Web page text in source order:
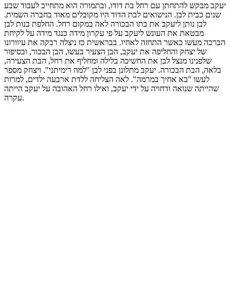
יעקב מבקש להתחתן עם רחל בת דודו, ובתמורה הוא מתחייב לעבוד שבע
שנים כבית לבן. הנישואים לבת הדוד היו מקובלים מאוד בחברה השמית.
לבן נותן ליעקב את בתו הבכורה לאה במקום רחל. החלפת בנות לבן
מבטאת את העונש ליעקב על פי עקרון מידה כנגד מידה על לקיחת
הברכה מעשו כאשר התחזה לאחיו. בבראשית כז ניצלה רבקה את עיוורונו
של יצחק והחליפה את יעקב, הבן הצעיר בעשו, הבן הבכור, ובסיפור
שלפנינו מנצל לבן את החשיכה בלילה ומחליף את רחל, הבת הצעירה,
בלאה, הבת הבכורה. יעקב מתלונן בפני לבן "למה רימיתני". ויצחק מספר
לעשו "בא אחיך במרמה". לאה הצליחה ללדת ארבעה ילדים, למרות
שהייתה שנואה ודחויה על ידי יעקב, ואילו רחל האהובה על יעקב הייתה
עקרה.